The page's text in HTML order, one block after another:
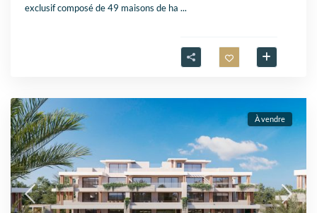
exclusif composé de 49 maisons de ha...
À vendre